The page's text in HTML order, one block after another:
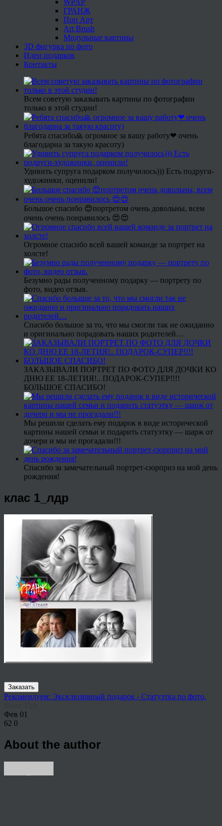
ГРАНЖ
Поп Арт
Art Brush
Модульные картины
3D фигурка по фото
Идеи подарков
Контакты
Всем советую заказывать картины по фотографии
только в этой студии!
Ребята спасибо🙏 огромное за вашу работу❤ очень
благодарна за такую красоту)
Удивить супруга подарком получилось))) Есть подруги-
художники, оценили!
Большое спасибо 😍портретом очень довольны, всем
очень очень понравилось 😍😍
Огромное спасибо всей вашей команде за портрет на
холсте!
Безумно рады полученному подарку — портрету по
фото, видео отзыв.
Спасибо большое за то, что мы смогли так не ожиданно
и оригинально порадовать наших родителей…
ЗАКАЗЫВАЛИ ПОРТРЕТ ПО ФОТО ДЛЯ ДОЧКИ КО
ДНЮ ЕЕ 18-ЛЕТИЯ!.. ПОДАРОК-СУПЕР!!!!
БОЛЬШОЕ СПАСИБО!
Мы решили сделать ему подарок в виде исторической
картины нашей семьи и подарить статуэтку — шарж от
дочери и мы не прогадали!!!
Спасибо за замечательный портрет-сюрприз на мой день
рождения!
клас 1_лдр
Заказать
Рекомендуем: Эксклюзивный подарок - Статуэтка по фото.
Фев 01
62 0
About the author